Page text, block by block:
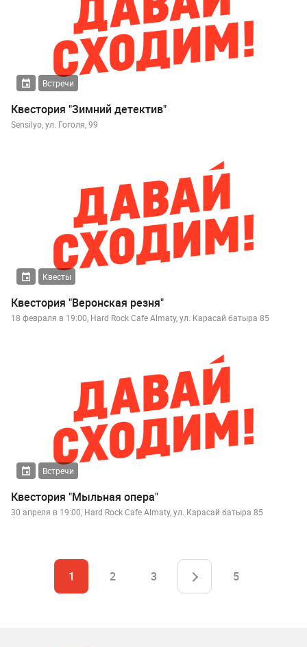
Встречи
Квестория "Зимний детектив"
Sensilyo, ул. Гоголя, 99
Квесты
Квестория "Веронская резня"
18 февраля в 19:00, Hard Rock Cafe Almaty, ул. Карасай батыра 85
Встречи
Квестория "Мыльная опера"
30 апреля в 19:00, Hard Rock Cafe Almaty, ул. Карасай батыра 85
1 2 3 5